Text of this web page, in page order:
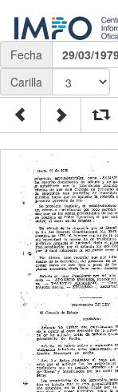
Fecha
29/03/
Carilla